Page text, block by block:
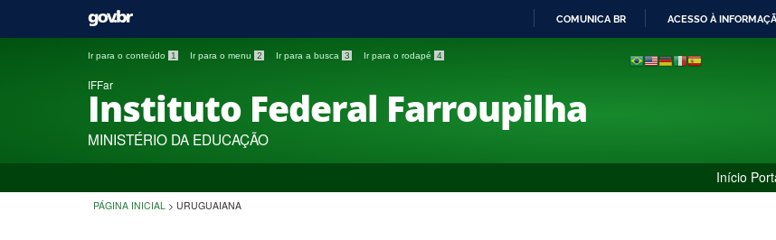
PARA
COMUNICA BR ACESSO À
Ir para o conteúdo 1 Ir para o menu 2 Ir para a busca 3 Ir para o rodapé 4
IFFar
Instituto Federal Farroupilha
MINISTÉRIO DA EDUCAÇÃO
Início
PÁGINA INICIAL > URUGUAIANA